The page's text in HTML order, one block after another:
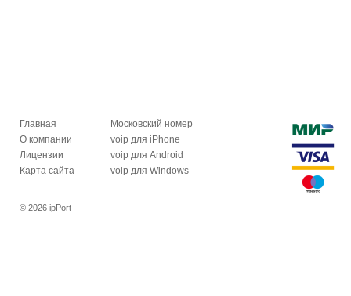
Главная
О компании
Лицензии
Карта сайта
Московский номер
voip для iPhone
voip для Android
voip для Windows
© 2026 ipPort